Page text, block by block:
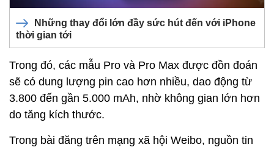
Những thay đổi lớn đầy sức hút đến với iPhone
thời gian tới
Trong đó, các mẫu Pro và Pro Max được đồn đoán
sẽ có dung lượng pin cao hơn nhiều, dao động từ
3.800 đến gần 5.000 mAh, nhờ không gian lớn hơn
do tăng kích thước.
Trong bài đăng trên mạng xã hội Weibo, nguồn tin